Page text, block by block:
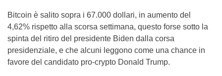
Bitcoin è salito sopra i 67.000 dollari, in aumento del
4,62% rispetto alla scorsa settimana, questo forse sotto la
spinta del ritiro del presidente Biden dalla corsa
presidenziale, e che alcuni leggono come una chance in
favore del candidato pro-crypto Donald Trump.